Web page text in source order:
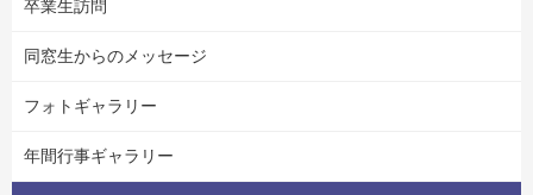
卒業生訪問
同窓生からのメッセージ
フォトギャラリー
年間行事ギャラリー